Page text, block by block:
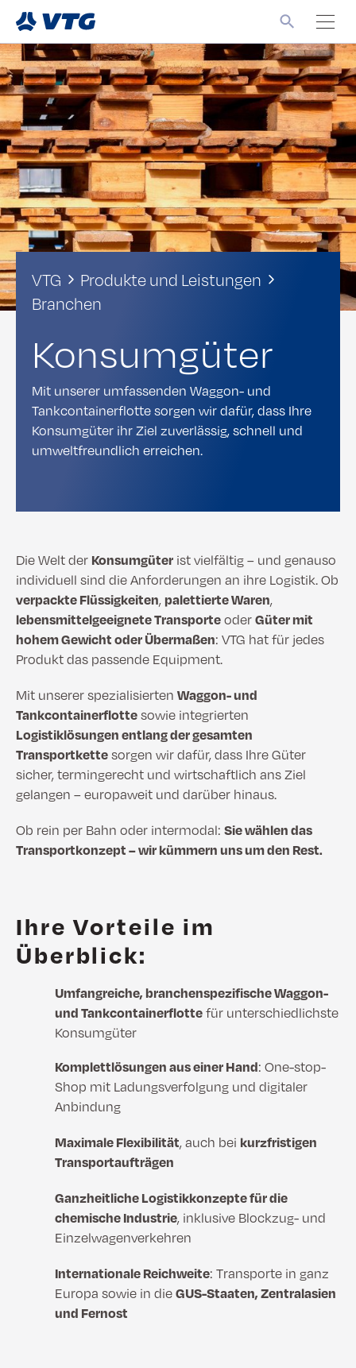
VTG
Produkte und Leistungen
Branchen
Konsumgüter
Mit unserer umfassenden Waggon- und
Tankcontainerflotte sorgen wir dafür, dass Ihre
Konsumgüter ihr Ziel zuverlässig, schnell und
umweltfreundlich erreichen.
Die Welt der Konsumgüter ist vielfältig – und genauso
individuell sind die Anforderungen an ihre Logistik. Ob
verpackte Flüssigkeiten,palettierte Waren,
lebensmittelgeeignete TransporteoderGüter mit
hohem Gewicht oder Übermaßen: VTG hat für jedes
Produkt das passende Equipment.
Mit unserer spezialisierten Waggon- und
Tankcontainerflottesowie integrierten
Logistiklösungen entlang der gesamten
Transportkettesorgen wir dafür, dass Ihre Güter
sicher, termingerecht und wirtschaftlich ans Ziel
gelangen – europaweit und darüber hinaus.
Ob rein per Bahn oder intermodal: Sie wählen das
Transportkonzept – wir kümmern uns um den Rest.
Ihre Vorteile im
Überblick:
Umfangreiche, branchenspezifische Waggon-
und Tankcontainerflottefür unterschiedlichste
Konsumgüter
Komplettlösungen aus einer Hand: One-stop-
Shop mit Ladungsverfolgung und digitaler
Anbindung
Maximale Flexibilität, auch bei kurzfristigen
Transportaufträgen
Ganzheitliche Logistikkonzepte für die
chemische Industrie, inklusive Blockzug- und
Einzelwagenverkehren
Internationale Reichweite: Transporte in ganz
Europa sowie in dieGUS-Staaten, Zentralasien
und Fernost